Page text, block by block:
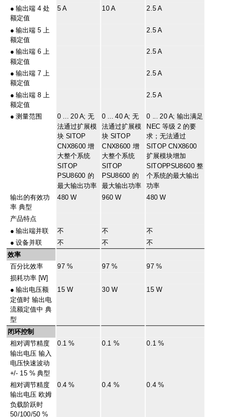
●输出端 4 处
额定值
5 A 10 A 2.5 A
●输出端 5 上
额定值
2.5 A
●输出端 6 上
额定值
2.5 A
●输出端 7 上
额定值
2.5 A
●输出端 8 上
额定值
2.5 A
●测量范围 0 ... 20 A; 无
法通过扩展模
块 SITOP
CNX8600 增
大整个系统
SITOP
PSU8600 的
最大输出功率
0 ... 40 A; 无
法通过扩展模
块 SITOP
CNX8600 增
大整个系统
SITOP
PSU8600 的
最大输出功率
0 ... 20 A; 输出满足
NEC 等级 2 的要
求；无法通过
SITOP CNX8600
扩展模块增加
SITOPPSU8600 整
个系统的最大输出
功率
输出的有效功
率 典型
480 W 960 W 480 W
产品特点
●输出端并联 不 不 不
●设备并联 不 不 不
效率
百分比效率 97 % 97 % 97 %
损耗功率 [W]
●输出电压额
定值时 输出电
流额定值中 典
型
15 W 30 W 15 W
闭环控制
相对调节精度
输出电压 输入
电压快速波动
+/- 15 % 典型
0.1 % 0.1 % 0.1 %
相对调节精度
输出电压 欧姆
负载阶跃时
50/100/50 %
0.4 % 0.4 % 0.4 %